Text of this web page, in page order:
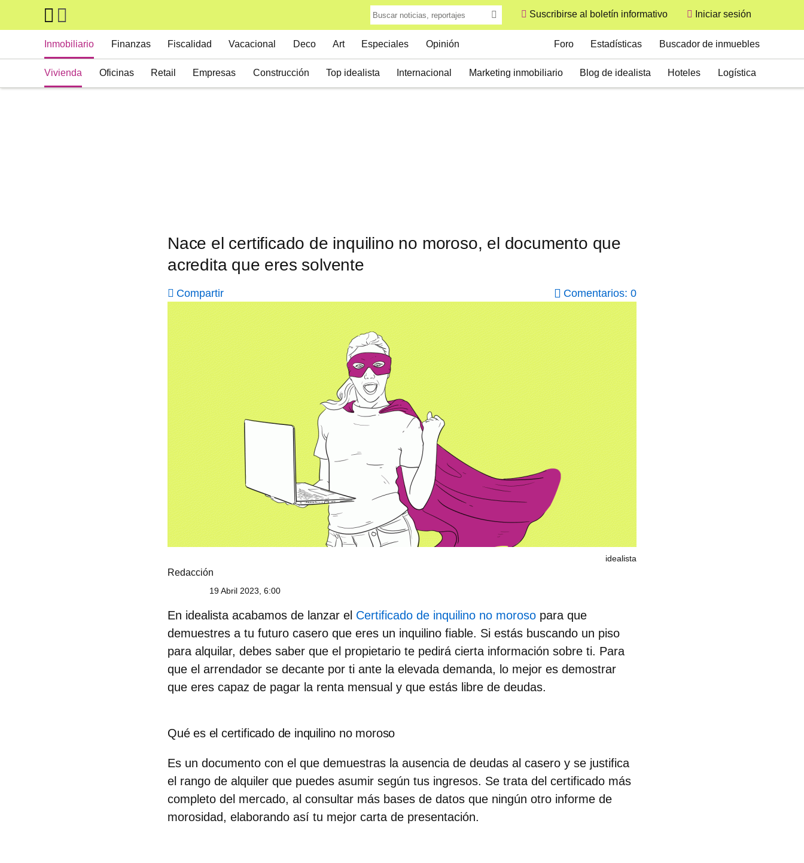
Skip to main content
Suscribirse al boletín informativo
User
Iniciar sesión
Inmobiliario
Vivienda Oficinas Retail Empresas Construcción Top idealista Internacional Marketing inmobiliario Blog de idealista Hoteles Logística
Finanzas Fiscalidad Vacacional Deco Art Especiales Opinión Foro Estadísticas Buscador de inmuebles
Nace el certificado de inquilino no moroso, el documento que
acredita que eres solvente
Compartir Comentarios: 0
idealista
Redacción
19 Abril 2023, 6:00
En idealista acabamos de lanzar el Certificado de inquilino no moroso para que
demuestres a tu futuro casero que eres un inquilino fiable. Si estás buscando un piso
para alquilar, debes saber que el propietario te pedirá cierta información sobre ti. Para
que el arrendador se decante por ti ante la elevada demanda, lo mejor es demostrar
que eres capaz de pagar la renta mensual y que estás libre de deudas.
Qué es el certificado de inquilino no moroso
Es un documento con el que demuestras la ausencia de deudas al casero y se justifica
el rango de alquiler que puedes asumir según tus ingresos. Se trata del certificado más
completo del mercado, al consultar más bases de datos que ningún otro informe de
morosidad, elaborando así tu mejor carta de presentación.